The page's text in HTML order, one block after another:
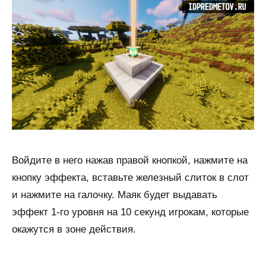
Войдите в него нажав правой кнопкой, нажмите на
кнопку эффекта, вставьте железный слиток в слот
и нажмите на галочку. Маяк будет выдавать
эффект 1-го уровня на 10 секунд игрокам, которые
окажутся в зоне действия.